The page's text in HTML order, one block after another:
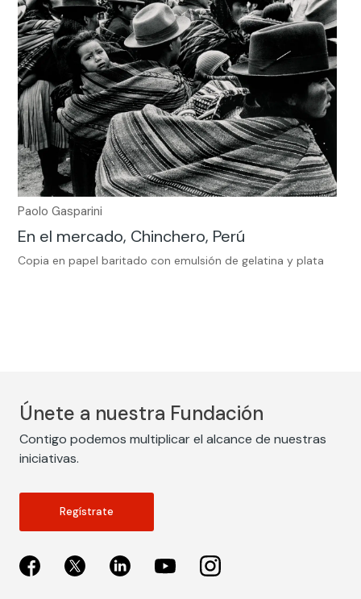
Paolo Gasparini
En el mercado, Chinchero, Perú
Copia en papel baritado con emulsión de gelatina y plata
Únete a nuestra Fundación
Contigo podemos multiplicar el alcance de nuestras
iniciativas.
Regístrate